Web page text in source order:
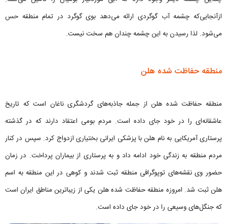
ازآنجایی‌که چشمه آب گوگردی ارائه می‌دهد بوی گوگرد در تمام منطقه حس
می‌شود. لذا رسیدن به این چشمه چندان هم سخت نیست.
منطقه حفاظت شده هلن
منطقه حفاظت شده هلن از جمله جاذبه‌های گردشگری ناغان است که تاریخ
عاشقانه‌ای را در خود جای داده است. مردم بومی اعتقاد دارند که در گذشته
پرستاری آمریکایی به نام هلن با پزشکی ایرانی بختیاری ازدواج کرد. سپس در کنار
مردم منطقه به زندگی خود ادامه داد و به پرستاری از بیماران پرداخت. در زمان
حضور وی نقشه‌های توپوگرافی منطقه ثبت شدند و کوهی در این منطقه به اسم
هلن ثبت شد. امروزه منطقه حفاظت شده هلن یکی از زیباترین مناطق ایران است
که جنگل‌های وسیعی را در خود جای داده است.